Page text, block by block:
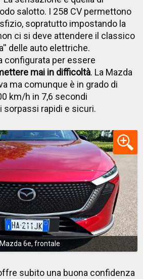
salotto. I 258 CV permettono
sopratutto impostando la
ci si deve attendere il classico
delle auto elettriche.
configurata per essere
mai in difficoltà. La Mazda
ma comunque è in grado di
km/h in 7,6 secondi
rapidi e sicuri.
Mazda 6e, frontale
subito una buona confidenza